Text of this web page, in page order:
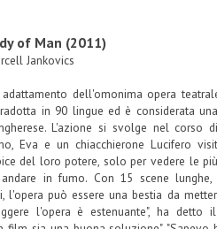
of Man (2011)
Jankovics
dell'omonima opera
in 90 lingue ed è considerata
L'azione si svolge nel corso
Eva e un chiacchierone Lucifero
del loro potere, solo per vedere le
in fumo. Con 15 scene
l'opera può essere una bestia da
l'opera è estenuante", ha detto